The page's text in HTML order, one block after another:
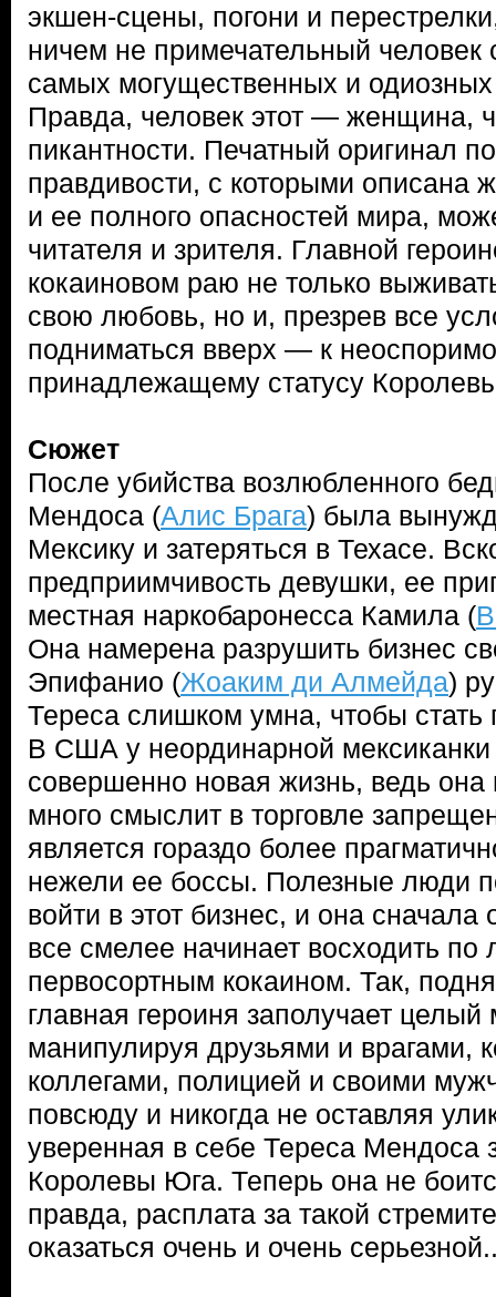
экшен-сцены, погони и
ничем не примечательный человек
самых могущественных и одиозных
Правда, человек этот — женщина,
пикантности. Печатный оригинал
правдивости, с которыми описана
и ее полного опасностей мира,
читателя и зрителя. Главной
кокаиновом раю не только
свою любовь, но и, презрев все
подниматься вверх — к
принадлежащему статусу
Сюжет
После убийства возлюбленного
Мендоса (Алис Брага) была
Мексику и затеряться в Техасе.
предприимчивость девушки, ее
местная наркобаронесса Камила (
Она намерена разрушить бизнес
Эпифанио (Жоаким ди Алмейда)
Тереса слишком умна, чтобы стать
В США у неординарной мексиканки
совершенно новая жизнь, ведь она
много смыслит в торговле
является гораздо более
нежели ее боссы. Полезные люди
войти в этот бизнес, и она
все смелее начинает восходить по
первосортным кокаином. Так,
главная героиня заполучает
манипулируя друзьями и врагами,
коллегами, полицией и своими
повсюду и никогда не оставляя
уверенная в себе Тереса Мендоса
Королевы Юга. Теперь она не
правда, расплата за такой
оказаться очень и очень